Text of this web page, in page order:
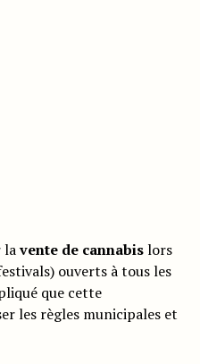
lavente de cannabislors
ouverts à tous les
que cette
les règles municipales et